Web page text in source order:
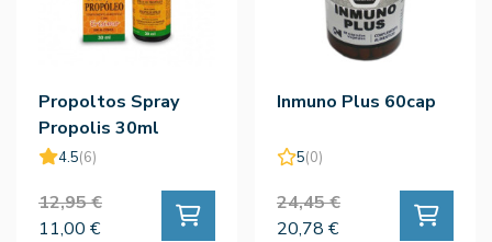
Propoltos Spray
Propolis 30ml
4.5(6)
12,95 €
11,00 €
Inmuno Plus 60cap
5(0)
24,45 €
20,78 €